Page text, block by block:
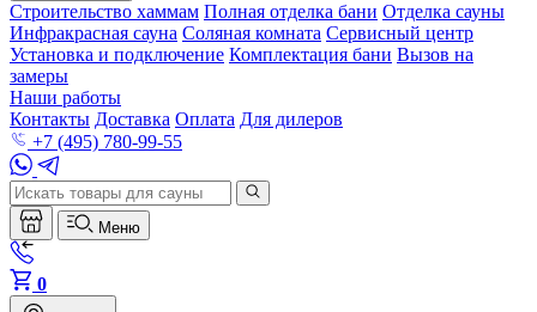
Строительство хаммам Полная отделка бани Отделка сауны
Инфракрасная сауна Соляная комната Сервисный центр
Установка и подключение Комплектация бани Вызов на
замеры
Наши работы
Контакты Доставка Оплата Для дилеров
+7 (495) 780-99-55
Меню
0